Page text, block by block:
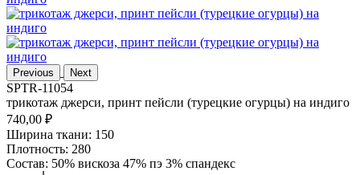
Previous Next
SPTR-11054
трикотаж джерси, принт пейсли (турецкие огурцы) на индиго
740,00 ₽
Ширина ткани: 150
Плотность: 280
Состав: 50% вискоза 47% пэ 3% спандекс